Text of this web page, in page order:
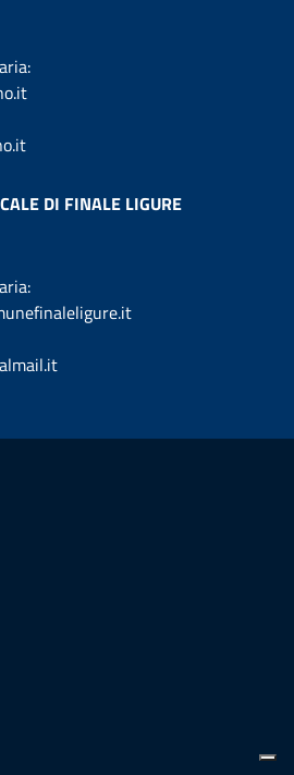
DI FINALE LIGURE